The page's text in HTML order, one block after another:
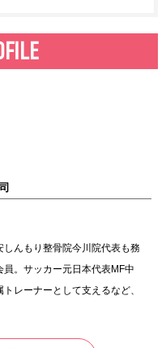
んもり整骨院今川院代表も務
。サッカー元日本代表MF中
レーナーとして支えるなど、